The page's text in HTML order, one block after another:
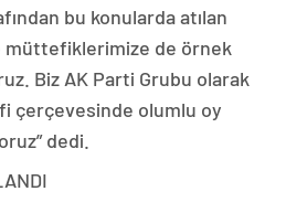
bu konularda atılan
müttefiklerimize de örnek
Biz AK Parti Grubu olarak
çerçevesinde olumlu oy
dedi.